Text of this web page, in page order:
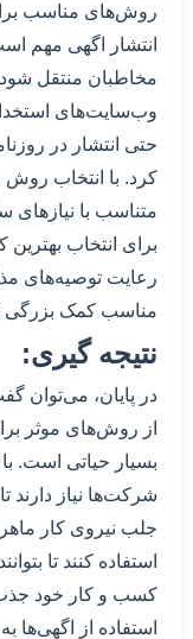
روش‌های مناسب
انتشار اگهی مهم
مخاطبان منتقل
وب‌سایت‌های
حتی انتشار در
کرد. با انتخاب
متناسب با
برای انتخاب بهترین
رعایت توصیه‌های
مناسب کمک بزرگی
نتیجه گیری:
در پایان، می‌توان
از روش‌های موثر
بسیار حیاتی است. با
شرکت‌ها نیاز دارند
جلب نیروی کار
استفاده کنند تا
کسب و کار خود
استفاده از